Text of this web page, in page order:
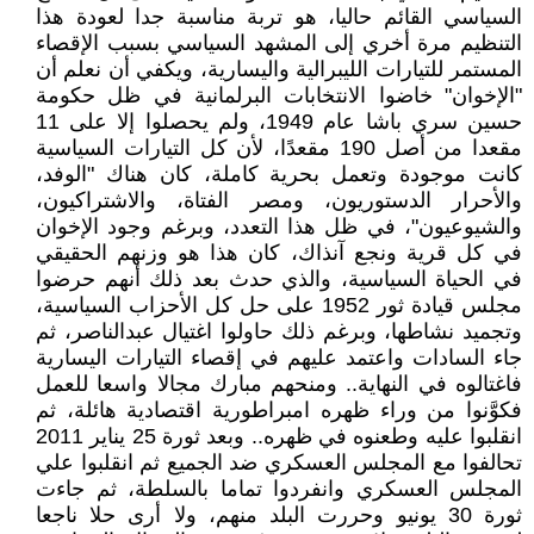
السياسي القائم حاليا، هو تربة مناسبة جدا لعودة هذا
التنظيم مرة أخري إلى المشهد السياسي بسبب الإقصاء
المستمر للتيارات الليبرالية واليسارية، ويكفي أن نعلم أن
"الإخوان" خاضوا الانتخابات البرلمانية في ظل حكومة
حسين سري باشا عام 1949، ولم يحصلوا إلا على 11
مقعدا من أصل 190 مقعدًا، لأن كل التيارات السياسية
كانت موجودة وتعمل بحرية كاملة، كان هناك "الوفد،
والأحرار الدستوريون، ومصر الفتاة، والاشتراكيون،
والشيوعيون"، في ظل هذا التعدد، وبرغم وجود الإخوان
في كل قرية ونجع آنذاك، كان هذا هو وزنهم الحقيقي
في الحياة السياسية، والذي حدث بعد ذلك أنهم حرضوا
مجلس قيادة ثور 1952 على حل كل الأحزاب السياسية،
وتجميد نشاطها، وبرغم ذلك حاولوا اغتيال عبدالناصر، ثم
جاء السادات واعتمد عليهم في إقصاء التيارات اليسارية
فاغتالوه في النهاية.. ومنحهم مبارك مجالا واسعا للعمل
فكوَّنوا من وراء ظهره امبراطورية اقتصادية هائلة، ثم
انقلبوا عليه وطعنوه في ظهره.. وبعد ثورة 25 يناير 2011
تحالفوا مع المجلس العسكري ضد الجميع ثم انقلبوا علي
المجلس العسكري وانفردوا تماما بالسلطة، ثم جاءت
ثورة 30 يونيو وحررت البلد منهم، ولا أرى حلا ناجعا